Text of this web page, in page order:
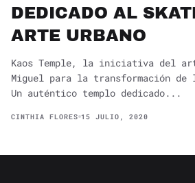
DEDICADO AL
ARTE URBANO
Kaos Temple, la iniciativa del
Miguel para la transformación
Un auténtico templo dedicado...
CINTHIA FLORES 15 JULIO, 2020